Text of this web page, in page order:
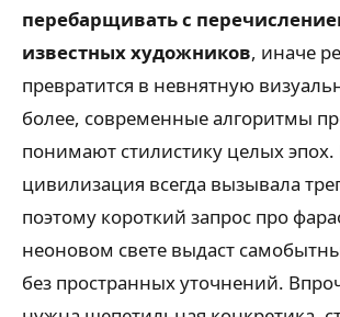
перебарщивать с
известных художников, иначе
превратится в невнятную
более, современные алгоритмы
понимают стилистику целых эпох.
цивилизация всегда вызывала
поэтому короткий запрос про
неоновом свете выдаст
без пространных уточнений.